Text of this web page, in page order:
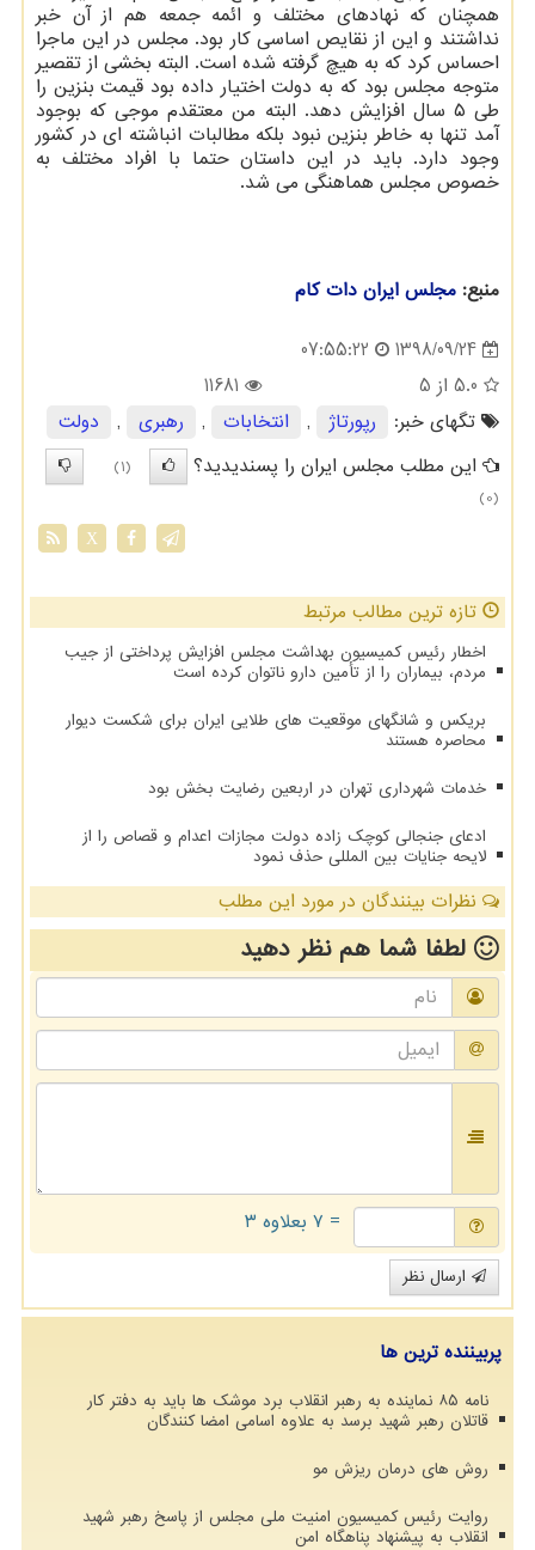
همچنان كه نهادهای مختلف و ائمه جمعه هم از آن خبر
نداشتند و این از نقایص اساسی كار بود. مجلس در این ماجرا
احساس كرد كه به هیچ گرفته شده است. البته بخشی از تقصیر
متوجه مجلس بود كه به دولت اختیار داده بود قیمت بنزین را
طی ۵ سال افزایش دهد. البته من معتقدم موجی كه بوجود
آمد تنها به خاطر بنزین نبود بلكه مطالبات انباشته ای در كشور
وجود دارد. باید در این داستان حتما با افراد مختلف به
خصوص مجلس هماهنگی می شد.
منبع: مجلس ایران دات كام
1398/09/24
07:55:22
5.0 از 5
11681
تگهای خبر:
رپورتاژ , انتخابات , رهبری ,
دولت
این مطلب مجلس ایران را پسندیدید؟
(1)
(0)
X
تازه ترین مطالب مرتبط
اخطار رئیس کمیسیون بهداشت مجلس افزایش پرداختی از جیب
مردم، بیماران را از تأمین دارو ناتوان کرده است
بریکس و شانگهای موقعیت های طلایی ایران برای شکست دیوار
محاصره هستند
خدمات شهرداری تهران در اربعین رضایت بخش بود
ادعای جنجالی کوچک زاده دولت مجازات اعدام و قصاص را از
لایحه جنایات بین المللی حذف نمود
نظرات بینندگان در مورد این مطلب
لطفا شما همنظر دهید
= ۷ بعلاوه ۳
ارسال نظر
پربیننده ترین ها
نامه ۸۵ نماینده به رهبر انقلاب برد موشک ها باید به دفتر کار
قاتلان رهبر شهید برسد به علاوه اسامی امضا کنندگان
روش های درمان ریزش مو
روایت رئیس کمیسیون امنیت ملی مجلس از پاسخ رهبر شهید
انقلاب به پیشنهاد پناهگاه امن